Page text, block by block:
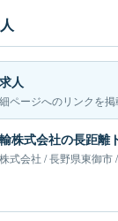
人
ページへのリンクを掲
式会社 /長野県東御市/